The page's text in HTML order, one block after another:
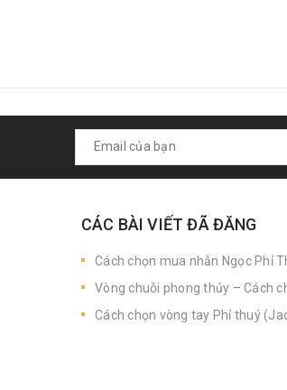
CÁC BÀI VIẾT ĐÃ ĐĂNG
Cách chọn mua nhẫn Ngọc Phỉ
Vòng chuỗi phong thủy – Cách
Cách chọn vòng tay Phỉ thuý